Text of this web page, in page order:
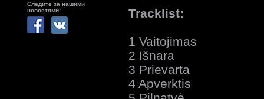
Следите за нашими
новостями:
Tracklist:
1 Vaitojimas
2 Išnara
3 Prievarta
4 Apverktis